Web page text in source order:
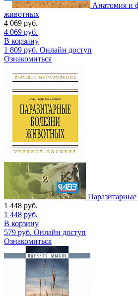
Анатомия и
животных
4 069 руб.
4 069 руб.
В корзину
1 809 руб. Онлайн доступ
Ознакомиться
1 448 руб.
1 448 руб.
В корзину
579 руб. Онлайн доступ
Ознакомиться